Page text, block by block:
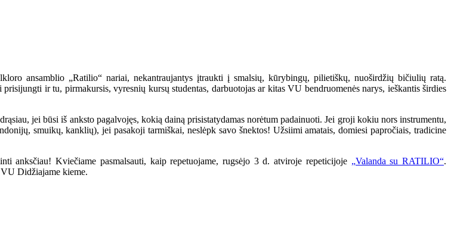
ansamblio „Ratilio“ nariai, nekantraujantys įtraukti į smalsių, kūrybingų, pilietiškų, nuoširdžių bičiulių ratą.
ir tu, pirmakursis, vyresnių kursų studentas, darbuotojas ar kitas VU bendruomenės narys, ieškantis širdies
jei būsi iš anksto pagalvojęs, kokią dainą prisistatydamas norėtum padainuoti. Jei groji kokiu nors instrumentu,
smuikų, kanklių), jei pasakoji tarmiškai, neslėpk savo šnektos! Užsiimi amatais, domiesi papročiais, tradicine
anksčiau! Kviečiame pasmalsauti, kaip repetuojame, rugsėjo 3 d. atviroje repeticijoje „Valanda su RATILIO“.
Didžiajame kieme.